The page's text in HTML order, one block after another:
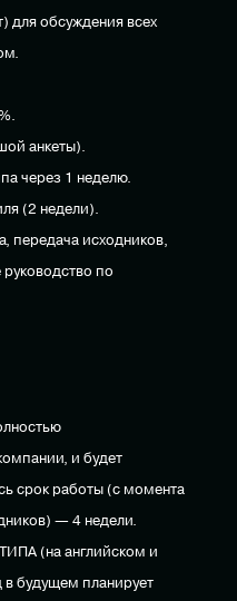
для обсуждения всех
анкеты).
через 1 неделю.
(2 недели).
передача исходников,
по
и будет
срок работы (с момента
— 4 недели.
(на английском и
в будущем планирует